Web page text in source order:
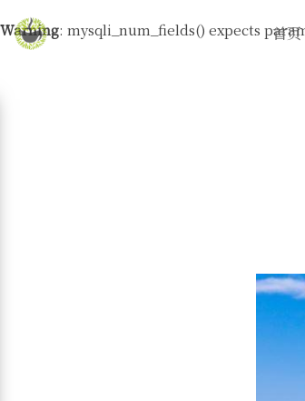
Warning: mysqli_num_fields() expects 首页